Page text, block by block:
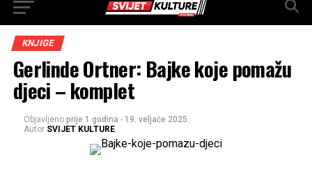
KNJIGE
Gerlinde Ortner: Bajke koje pomažu
djeci – komplet
Objavljeno prije 1 godina - 19. veljače 2025.
Autor SVIJET KULTURE